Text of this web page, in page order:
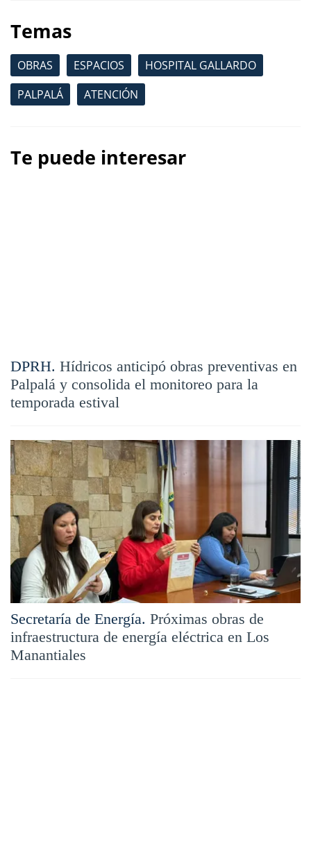
Temas
OBRAS ESPACIOS
HOSPITAL GALLARDO
PALPALÁ
ATENCIÓN
Te puede interesar
DPRH. Hídricos anticipó obras preventivas en
Palpalá y consolida el monitoreo para la
temporada estival
Secretaría de Energía. Próximas obras de
infraestructura de energía eléctrica en Los
Manantiales